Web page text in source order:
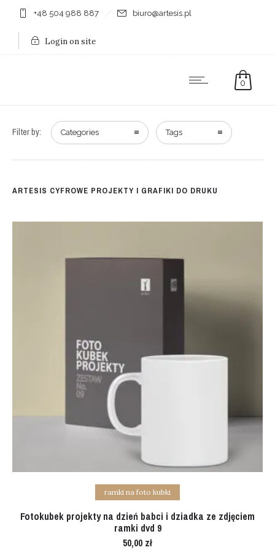
+48 504 988 887 biuro@artesis.pl
Login on site
0
Filter by: Categories Tags
ARTESIS CYFROWE PROJEKTY I GRAFIKI DO DRUKU
Add to cart
ramki na foto kubki
Fotokubek projekty na dzień babci i dziadka ze zdjęciem
ramki dvd 9
50,00 zł